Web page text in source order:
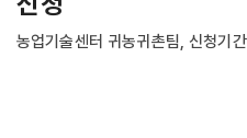
농업기술센터 귀농귀촌팀, 신청기